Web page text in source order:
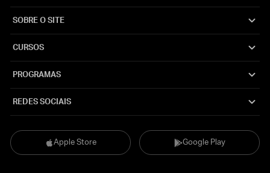
Apple Store Google Play
SOBRE O SITE
CURSOS
PROGRAMAS
REDES SOCIAIS